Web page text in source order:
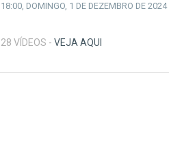
18:00, DOMINGO, 1 DE DEZEMBRO DE 2024
28 VÍDEOS - VEJA AQUI